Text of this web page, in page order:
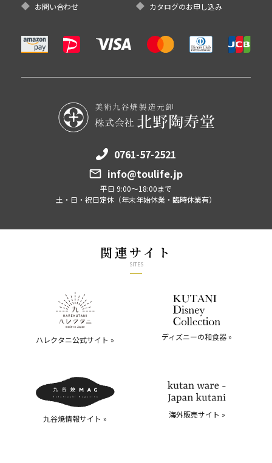
お問い合わせ カタログのお申し込み
0761-57-2521
info@toulife.jp
平日 9:00～18:00まで
土・日・祝日定休（年末年始休業・臨時休業有）
関連サイト
SITES
ハレクタニ公式サイト » ディズニーの和食器 »
九谷焼情報サイト » 海外販売サイト »